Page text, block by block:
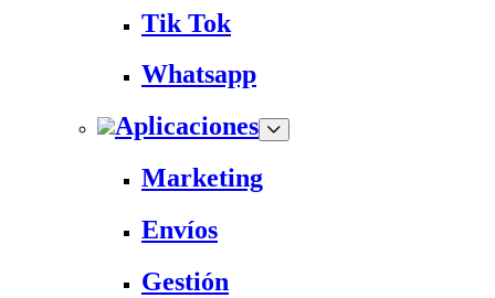
Tik Tok
Whatsapp
Aplicaciones
Marketing
Envíos
Gestión